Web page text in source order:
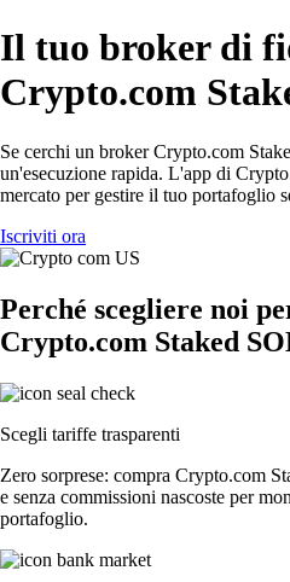
Il tuo broker di
Crypto.com
Se cerchi un broker Crypto.com
un'esecuzione rapida. L'app di
mercato per gestire il tuo portafoglio
Iscriviti ora
Perché scegliere noi
Crypto.com Staked
Scegli tariffe trasparenti
Zero sorprese: compra Crypto.com
e senza commissioni nascoste per
portafoglio.